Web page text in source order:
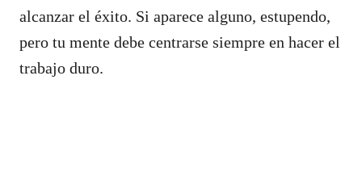
alcanzar el éxito. Si aparece alguno, estupendo,
pero tu mente debe centrarse siempre en hacer el
trabajo duro.